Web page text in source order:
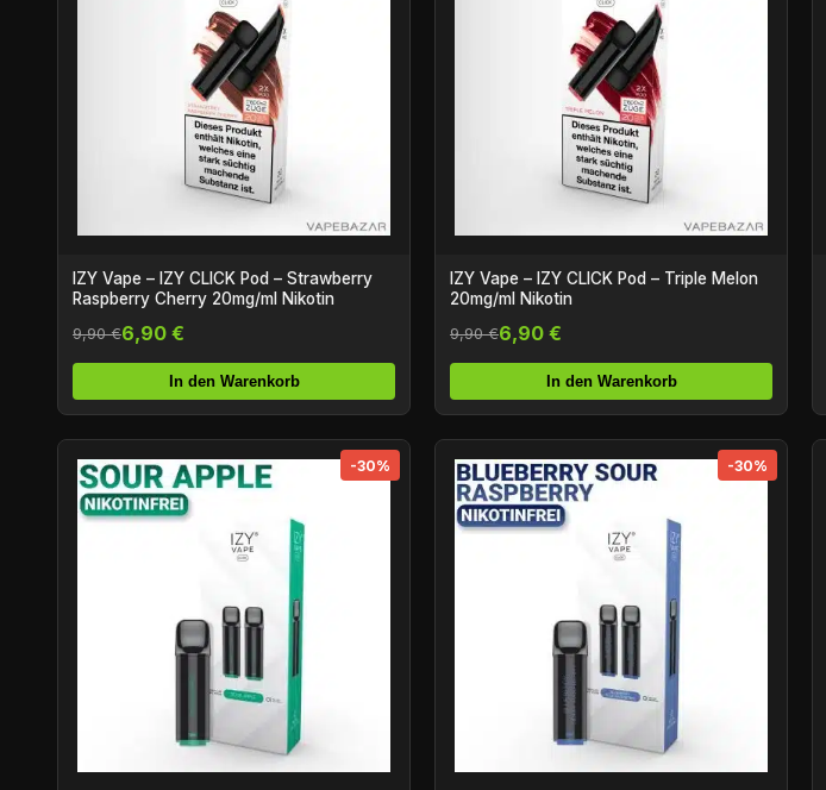
IZY Vape – IZY CLICK Pod – Strawberry
Raspberry Cherry 20mg/ml Nikotin
9,90 €6,90 €
In den Warenkorb
IZY Vape – IZY CLICK Pod – Triple Melon
20mg/ml Nikotin
9,90 €6,90 €
In den Warenkorb
-30% -30%